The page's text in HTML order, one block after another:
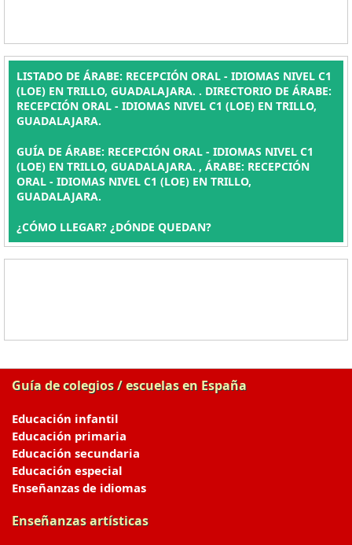
LISTADO DE ÁRABE: RECEPCIÓN ORAL - IDIOMAS NIVEL C1
(LOE) EN TRILLO, GUADALAJARA. . DIRECTORIO DE ÁRABE:
RECEPCIÓN ORAL - IDIOMAS NIVEL C1 (LOE) EN TRILLO,
GUADALAJARA.
GUÍA DE ÁRABE: RECEPCIÓN ORAL - IDIOMAS NIVEL C1
(LOE) EN TRILLO, GUADALAJARA. , ÁRABE: RECEPCIÓN
ORAL - IDIOMAS NIVEL C1 (LOE) EN TRILLO,
GUADALAJARA.
¿CÓMO LLEGAR? ¿DÓNDE QUEDAN?
Guía de colegios / escuelas en España
Educación infantil
Educación primaria
Educación secundaria
Educación especial
Enseñanzas de idiomas
Enseñanzas artísticas